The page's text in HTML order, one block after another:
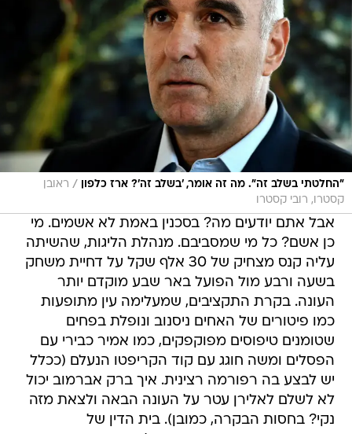
"החלטתי בשלב זה". מה זה אומר, 'בשלב זה'? ארז כלפון / ראובן
קסטרו, רובי קסטרו
אבל אתם יודעים מה? בסכנין באמת לא אשמים. מי
כן אשם? כל מי שמסביבם. מנהלת הליגות, שהשיתה
עליה קנס מצחיק של 30 אלף שקל על דחיית משחק
בשעה ורבע מול הפועל באר שבע מוקדם יותר
העונה. בקרת התקציבים, שמעלימה עין מתופעות
כמו פיטורים של האחים ניסנוב ונופלת בפחים
שטומנים טיפוסים מפוקפקים, כמו אמיר כבירי עם
הפסלים ומשה חוגג עם קוד הקריפטו הנעלם (ככלל
יש לבצע בה רפורמה רצינית. איך ברק אברמוב יכול
לא לשלם לאלירן עטר על העונה הבאה ולצאת מזה
נקי? בחסות הבקרה, כמובן). בית הדין של